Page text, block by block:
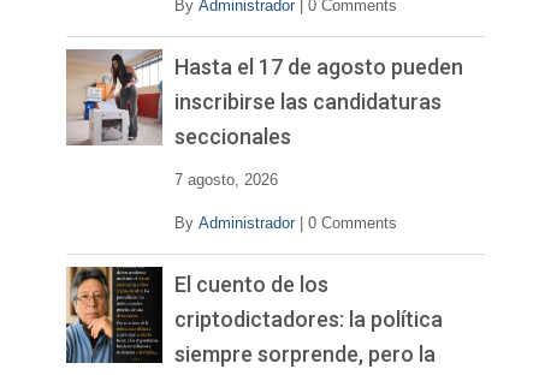
By Administrador 0 Comments
Hasta el 17 de agosto pueden
inscribirse las candidaturas
seccionales
7 agosto, 2026
By Administrador 0 Comments
El cuento de los
criptodictadores: la política
siempre sorprende, pero la